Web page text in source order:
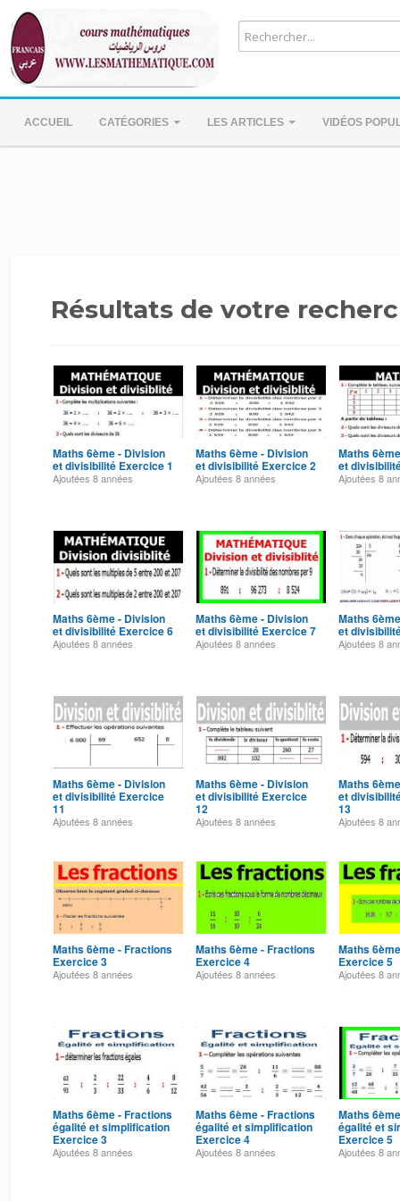
ACCUEIL CATÉGORIES LES ARTICLES VIDÉOS
Résultats de votre
Maths 6ème - Division
et divisibilité Exercice 1
Ajoutées 8 années
Maths 6ème - Division
et divisibilité Exercice 2
Ajoutées 8 années
Maths
et
Ajoutées 8
Maths 6ème - Division
et divisibilité Exercice 6
Ajoutées 8 années
Maths 6ème - Division
et divisibilité Exercice 7
Ajoutées 8 années
Maths
et
Ajoutées 8
Maths 6ème - Division
et divisibilité Exercice
11
Ajoutées 8 années
Maths 6ème - Division
et divisibilité Exercice
12
Ajoutées 8 années
Maths
et
13
Ajoutées 8
Maths 6ème - Fractions
Exercice 3
Ajoutées 8 années
Maths 6ème - Fractions
Exercice 4
Ajoutées 8 années
Maths
Exercice 5
Ajoutées 8
Maths 6ème - Fractions
égalité et simplification
Exercice 3
Ajoutées 8 années
Maths 6ème - Fractions
égalité et simplification
Exercice 4
Ajoutées 8 années
Maths
égalité et
Exercice 5
Ajoutées 8